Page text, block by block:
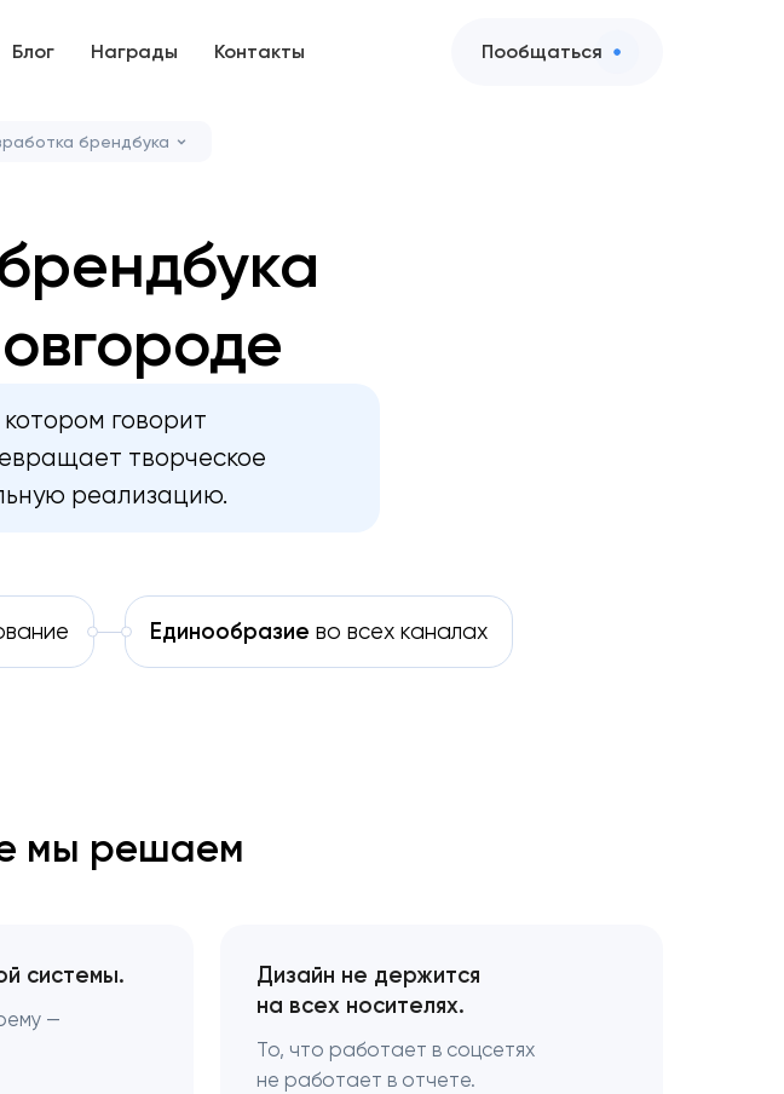
Блог Награды Контакты Пообщаться
брендбука
говорит
творческое
реализацию.
Единообразие во всех каналах
мы решаем
системы.
—
Дизайн не держится
на всех носителях.
То, что работает в соцсетях
не работает в отчете.